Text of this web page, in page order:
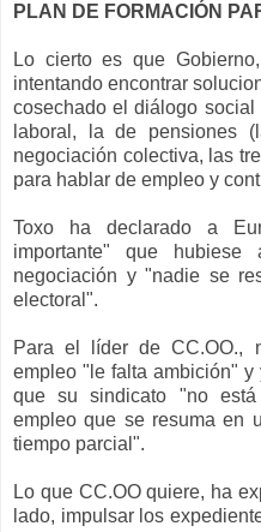
PLAN DE FORMACIÓN
Lo cierto es que
intentando encontrar
cosechado el diálogo social
laboral, la de pensiones
negociación colectiva, las
para hablar de empleo y
Toxo ha declarado a
importante" que
negociación y "nadie se
electoral".
Para el líder de CC.OO.,
empleo "le falta ambición"
que su sindicato "no
empleo que se resuma en
tiempo parcial".
Lo que CC.OO quiere, ha
lado, impulsar los